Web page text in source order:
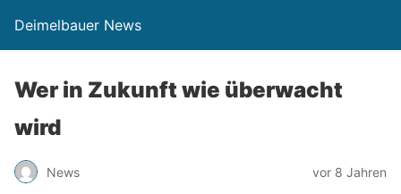
Deimelbauer News
Wer in Zukunft wie überwacht
wird
News vor 8 Jahren